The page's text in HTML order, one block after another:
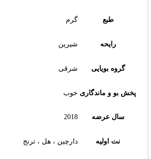
طبع گرم
رایحه شیرین
گروه بویایی شرقی
پخش بو و ماندگاری خوب
سال عرضه 2018
نت اولیه دارچین ، هل ، ترنج